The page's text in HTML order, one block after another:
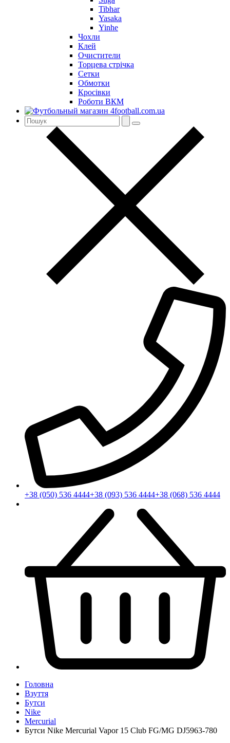
Tibhar
Yasaka
Yinhe
Чохли
Клей
Очистители
Торцева стрічка
Сетки
Обмотки
Кросівки
Роботи ВКМ
+38 (050) 536 4444+38 (093) 536 4444+38 (068) 536 4444
Головна
Взуття
Бутси
Nike
Mercurial
Бутси Nike Mercurial Vapor 15 Club FG/MG DJ5963-780